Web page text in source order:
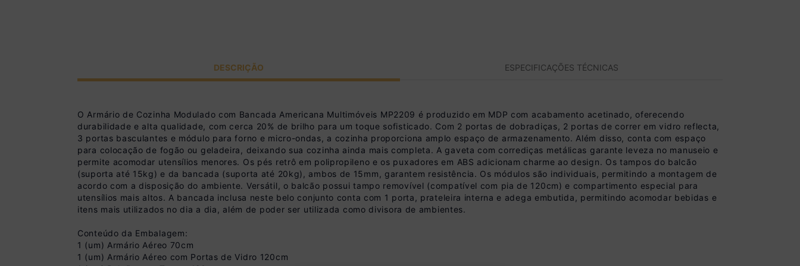
DESCRIÇÃO ESPECIFICAÇÕES TÉCNICAS
O Armário de Cozinha Modulado com Bancada Americana Multimóveis MP2209 é produzido em MDP com acabamento acetinado, oferecendo
durabilidade e alta qualidade, com cerca 20% de brilho para um toque sofisticado. Com 2 portas de dobradiças, 2 portas de correr em vidro reflecta,
3 portas basculantes e módulo para forno e micro-ondas, a cozinha proporciona amplo espaço de armazenamento. Além disso, conta com espaço
para colocação de fogão ou geladeira, deixando sua cozinha ainda mais completa. A gaveta com corrediças metálicas garante leveza no manuseio e
permite acomodar utensílios menores. Os pés retrô em polipropileno e os puxadores em ABS adicionam charme ao design. Os tampos do balcão
(suporta até 15kg) e da bancada (suporta até 20kg), ambos de 15mm, garantem resistência. Os módulos são individuais, permitindo a montagem de
acordo com a disposição do ambiente. Versátil, o balcão possui tampo removível (compatível com pia de 120cm) e compartimento especial para
utensílios mais altos. A bancada inclusa neste belo conjunto conta com 1 porta, prateleira interna e adega embutida, permitindo acomodar bebidas e
itens mais utilizados no dia a dia, além de poder ser utilizada como divisora de ambientes.
Conteúdo da Embalagem:
1 (um) Armário Aéreo 70cm
1 (um) Armário Aéreo com Portas de Vidro 120cm